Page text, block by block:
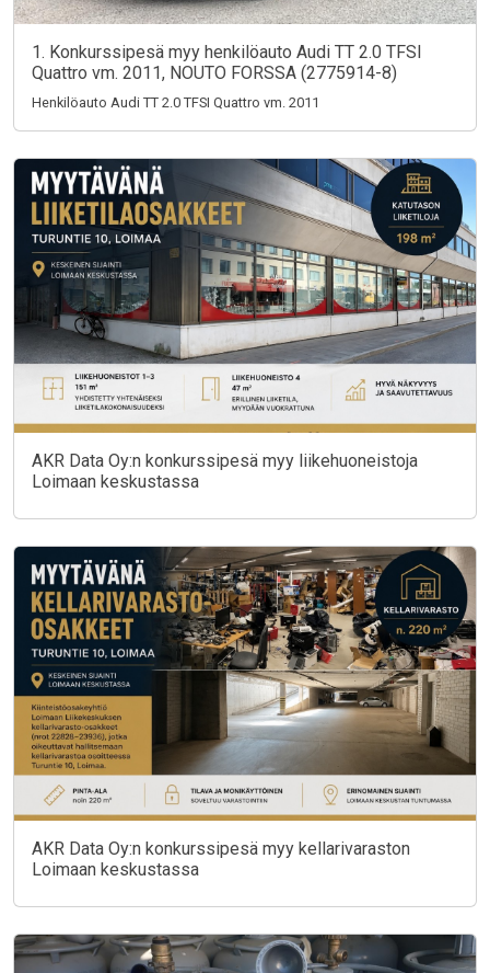
1. Konkurssipesä myy henkilöauto Audi TT 2.0 TFSI
Quattro vm. 2011, NOUTO FORSSA (2775914-8)
Henkilöauto Audi TT 2.0 TFSI Quattro vm. 2011
AKR Data Oy:n konkurssipesä myy liikehuoneistoja
Loimaan keskustassa
AKR Data Oy:n konkurssipesä myy kellarivaraston
Loimaan keskustassa